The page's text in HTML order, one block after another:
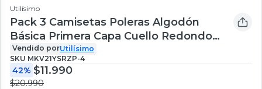
Utilísimo
Pack 3 Camisetas Poleras Algodón
Básica Primera Capa Cuello Redondo
Manga Larga Colores Surtidos
Vendido porUtilísimo
SKU MKV21YSRZP-4
42% $11.990
$20.990